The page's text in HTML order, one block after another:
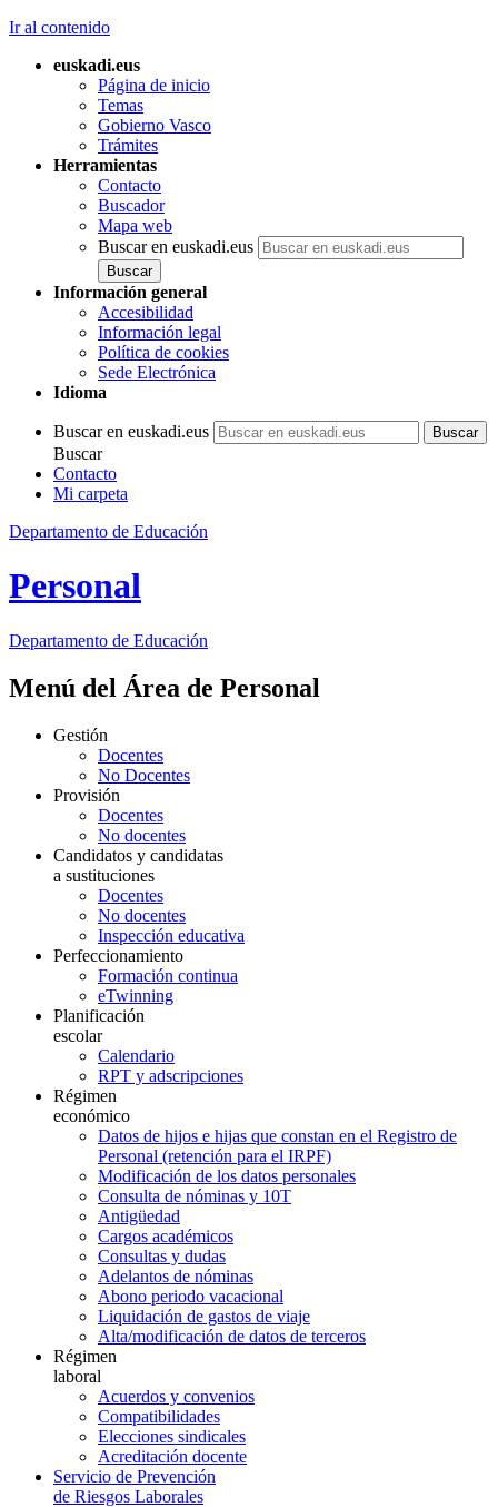
Ir al contenido
euskadi.eus
Página de inicio
Temas
Gobierno Vasco
Trámites
Herramientas
Contacto
Buscador
Mapa web
Buscar en euskadi.eus
Información general
Accesibilidad
Información legal
Política de cookies
Sede Electrónica
Idioma
Buscar en euskadi.eus
Buscar
Contacto
Mi carpeta
Departamento de Educación
Personal
Departamento de Educación
Menú del Área de Personal
Gestión
Docentes
No Docentes
Provisión
Docentes
No docentes
Candidatos y candidatas
a sustituciones
Docentes
No docentes
Inspección educativa
Perfeccionamiento
Formación continua
eTwinning
Planificación
escolar
Calendario
RPT y adscripciones
Régimen
económico
Datos de hijos e hijas que constan en el Registro de
Personal (retención para el IRPF)
Modificación de los datos personales
Consulta de nóminas y 10T
Antigüedad
Cargos académicos
Consultas y dudas
Adelantos de nóminas
Abono periodo vacacional
Liquidación de gastos de viaje
Alta/modificación de datos de terceros
Régimen
laboral
Acuerdos y convenios
Compatibilidades
Elecciones sindicales
Acreditación docente
Servicio de Prevención
de Riesgos Laborales